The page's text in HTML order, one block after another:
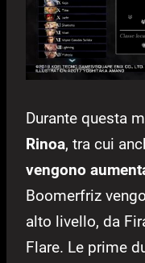
Durante questa
Rinoa, tra cui
vengono
Boomerfriz
alto livello, da
Flare. Le prime